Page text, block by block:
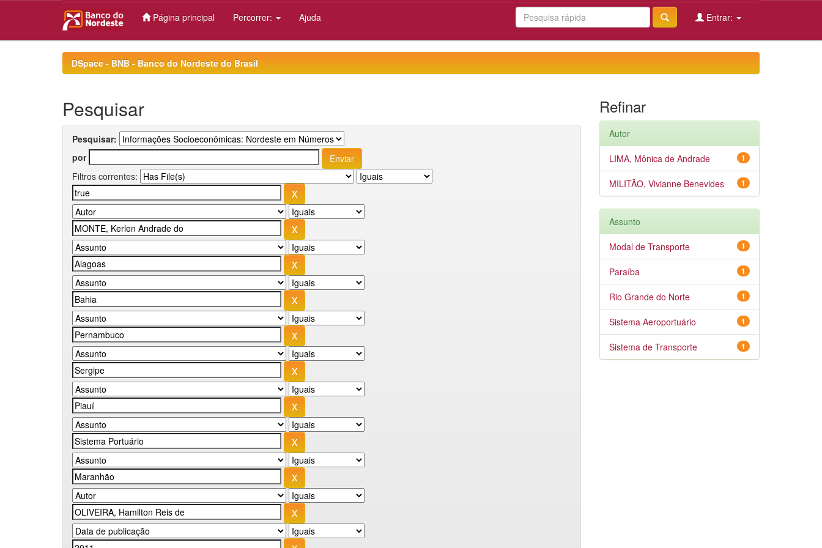
Página principal Percorrer: Ajuda Entrar:
DSpace - BNB - Banco do Nordeste do Brasil
Pesquisar
Pesquisar:
por
Filtros correntes:
Refinar
Autor
1
LIMA, Mônica de Andrade
1
MILITÃO, Vivianne Benevides
Assunto
1
Modal de Transporte
1
Paraíba
1
Rio Grande do Norte
1
Sistema Aeroportuário
1
Sistema de Transporte